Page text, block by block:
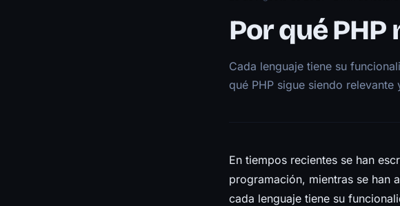
Por qué
Cada lenguaje tiene su
qué PHP sigue siendo
En tiempos recientes se han
programación, mientras se han
cada lenguaje tiene su